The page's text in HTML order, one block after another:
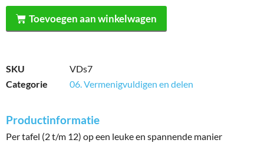
Toevoegen aan winkelwagen
SKU
VDs7
Categorie
06. Vermenigvuldigen en delen
Productinformatie
Per tafel (2 t/m 12) op een leuke en spannende manier